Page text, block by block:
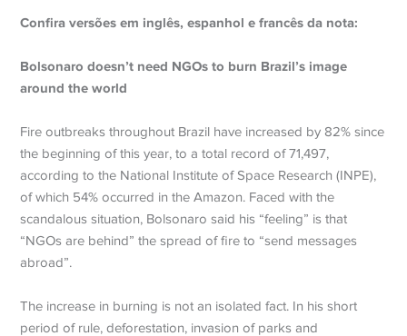
Confira versões em inglês, espanhol e francês da nota:
Bolsonaro doesn’t need NGOs to burn Brazil’s image
around the world
Fire outbreaks throughout Brazil have increased by 82% since
the beginning of this year, to a total record of 71,497,
according to the National Institute of Space Research (INPE),
of which 54% occurred in the Amazon. Faced with the
scandalous situation, Bolsonaro said his “feeling” is that
“NGOs are behind” the spread of fire to “send messages
abroad”.
The increase in burning is not an isolated fact. In his short
period of rule, deforestation, invasion of parks and